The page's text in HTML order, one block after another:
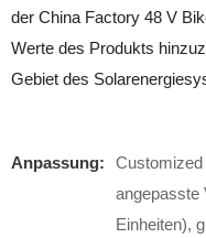
der China Factory 48 V
Werte des Produkts
Gebiet des
Anpassung:
Customized
angepasste
Einheiten),